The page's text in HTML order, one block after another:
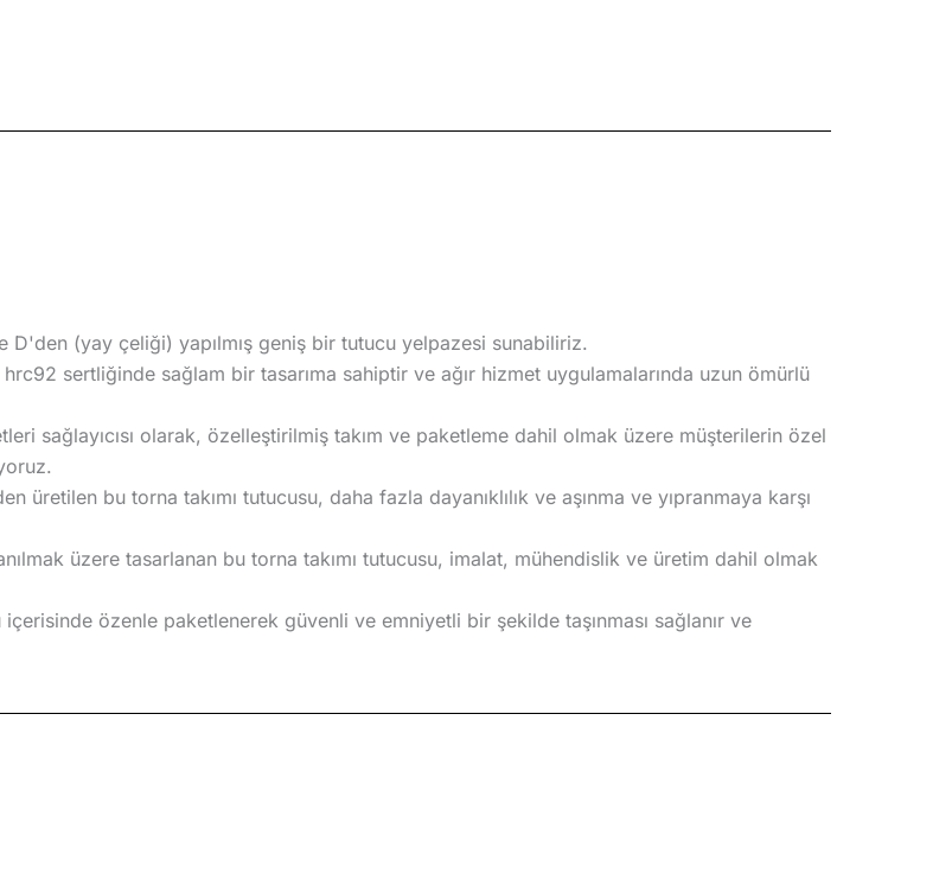
D'den (yay çeliği) yapılmış geniş bir tutucu yelpazesi sunabiliriz.
hrc92 sertliğinde sağlam bir tasarıma sahiptir ve ağır hizmet uygulamalarında uzun ömürlü
sağlayıcısı olarak, özelleştirilmiş takım ve paketleme dahil olmak üzere müşterilerin özel
bu torna takımı tutucusu, daha fazla dayanıklılık ve aşınma ve yıpranmaya karşı
üzere tasarlanan bu torna takımı tutucusu, imalat, mühendislik ve üretim dahil olmak
özenle paketlenerek güvenli ve emniyetli bir şekilde taşınması sağlanır ve